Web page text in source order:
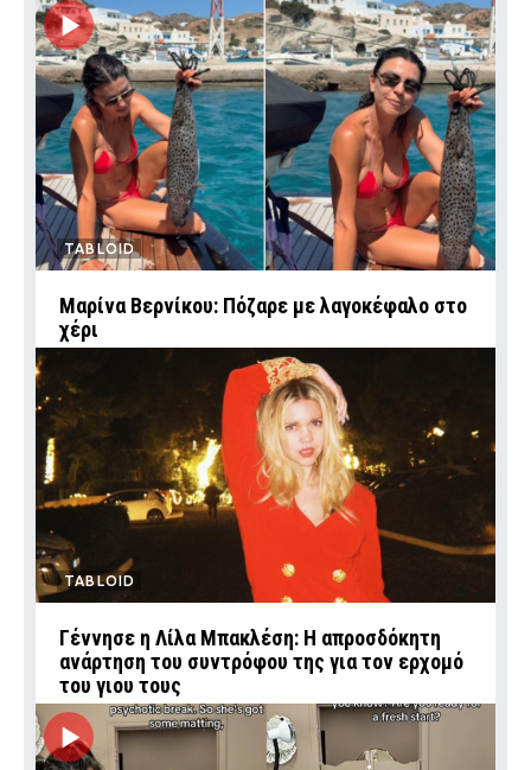
TABLOID
Μαρίνα Βερνίκου: Πόζαρε με λαγοκέφαλο στο
χέρι
TABLOID
Γέννησε η Λίλα Μπακλέση: Η απροσδόκητη
ανάρτηση του συντρόφου της για τον ερχομό
του γιου τους